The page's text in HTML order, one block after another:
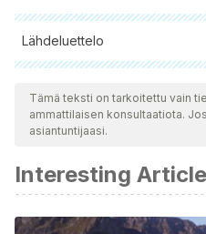
Lähdeluettelo
Kaikki lainatut lähteet
toimesta varmistaaksemme
ajantasaisuuden ja
Viviana P. Slesarannsky.
de:http://
Idat Blog. 2017. 17 trabajos
Tämä teksti on tarkoitettu vain
ammattilaisen konsultaatiota.
asiantuntijaasi.
Interesting